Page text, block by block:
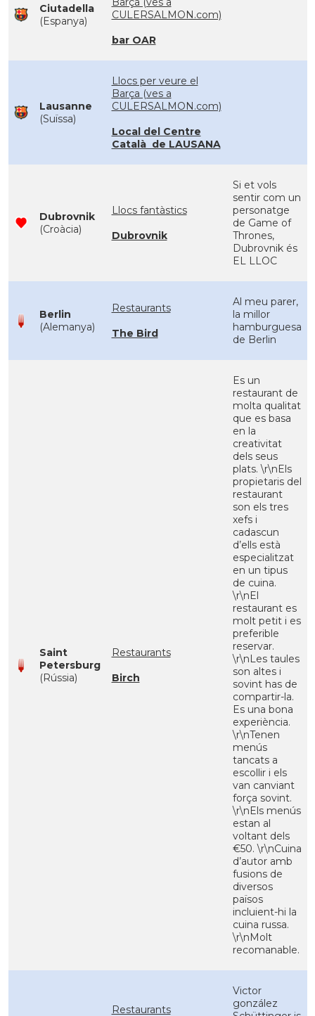
Ciutadella
(Espanya)
CULERSALMON.com)
bar OAR
Lausanne
(Suïssa)
Llocs per veure el
Barça (ves a
CULERSALMON.com)
Local del Centre
Català de LAUSANA
Dubrovnik
(Croàcia)
Llocs fantàstics
Dubrovnik
Si et vols
sentir com un
personatge
de Game of
Thrones,
Dubrovnik és
EL LLOC
Berlin
(Alemanya)
Restaurants
The Bird
Al meu parer,
la millor
hamburguesa
de Berlin
Saint
Petersburg
(Rússia)
Restaurants
Birch
Es un
restaurant de
molta qualitat
que es basa
en la
creativitat
dels seus
plats. \r\nEls
propietaris del
restaurant
son els tres
xefs i
cadascun
d’ells està
especialitzat
en un tipus
de cuina.
\r\nEl
restaurant es
molt petit i es
preferible
reservar.
\r\nLes taules
son altes i
sovint has de
compartir-la.
Es una bona
experiència.
\r\nTenen
menús
tancats a
escollir i els
van canviant
força sovint.
\r\nEls menús
estan al
voltant dels
€50. \r\nCuina
d’autor amb
fusions de
diversos
països
incluient-hi la
cuina russa.
\r\nMolt
recomanable.
Restaurants
Victor
gonzález